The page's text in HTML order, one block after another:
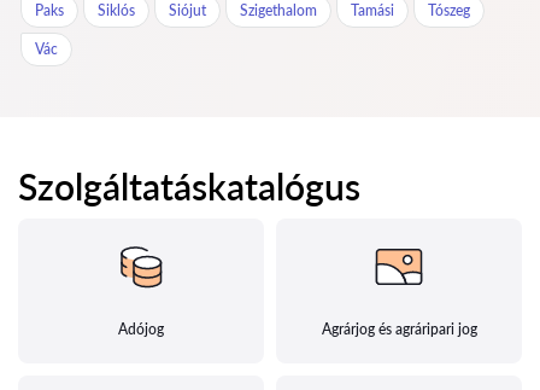
Paks Siklós Siójut Szigethalom Tamási Tószeg
Vác
Szolgáltatáskatalógus
Adójog Agrárjog és agráripari jog